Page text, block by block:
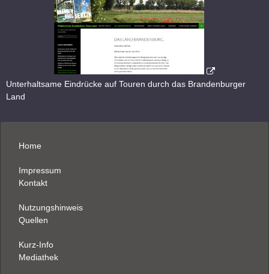
Unterhaltsame Eindrücke auf Touren durch das Brandenburger
Land
Home
Impressum
Kontakt
Nutzungshinweis
Quellen
Kurz-Info
Mediathek